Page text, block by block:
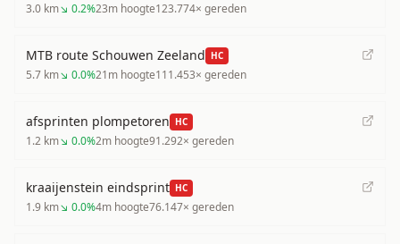
3.0 km↘ 0.2%23m hoogte123.774× gereden
MTB route Schouwen Zeeland HC
5.7 km↘ 0.0%21m hoogte111.453× gereden
afsprinten plompetoren HC
1.2 km↘ 0.0%2m hoogte91.292× gereden
kraaijenstein eindsprint HC
1.9 km↘ 0.0%4m hoogte76.147× gereden